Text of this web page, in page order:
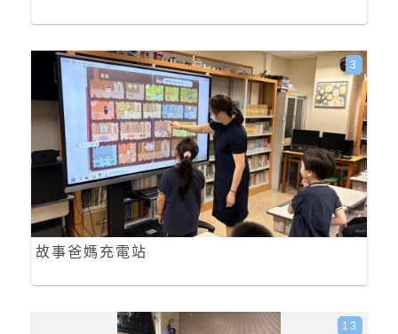
故事爸媽充電站
3
13